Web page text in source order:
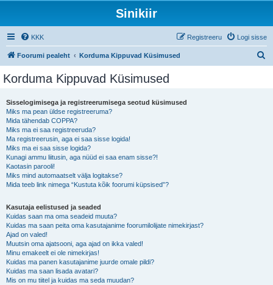
Sinikiir
KKK Logi sisse
Registreeru
Foorumi pealeht Korduma Kippuvad Küsimused
Korduma Kippuvad Küsimused
Sisselogimisega ja registreerumisega seotud küsimused
Miks ma pean üldse registreeruma?
Mida tähendab COPPA?
Miks ma ei saa registreeruda?
Ma registreerusin, aga ei saa sisse logida!
Miks ma ei saa sisse logida?
Kunagi ammu liitusin, aga nüüd ei saa enam sisse?!
Kaotasin parooli!
Miks mind automaatselt välja logitakse?
Mida teeb link nimega “Kustuta kõik foorumi küpsised”?
Kasutaja eelistused ja seaded
Kuidas saan ma oma seadeid muuta?
Kuidas ma saan peita oma kasutajanime foorumilolijate nimekirjast?
Ajad on valed!
Muutsin oma ajatsooni, aga ajad on ikka valed!
Minu emakeelt ei ole nimekirjas!
Kuidas ma panen kasutajanime juurde omale pildi?
Kuidas ma saan lisada avatari?
Mis on mu tiitel ja kuidas ma seda muudan?